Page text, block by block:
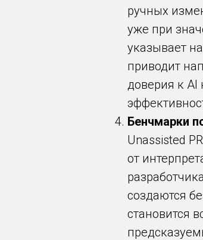
ручных
уже при
указывает
приводит
доверия к AI
Бенчмарки
Unassisted
от
создаются
становится